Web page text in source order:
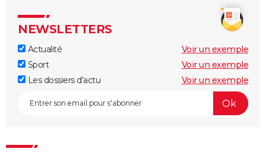
NEWSLETTERS
Actualité
Voir un exemple
Sport
Voir un exemple
Les dossiers d'actu
Voir un exemple